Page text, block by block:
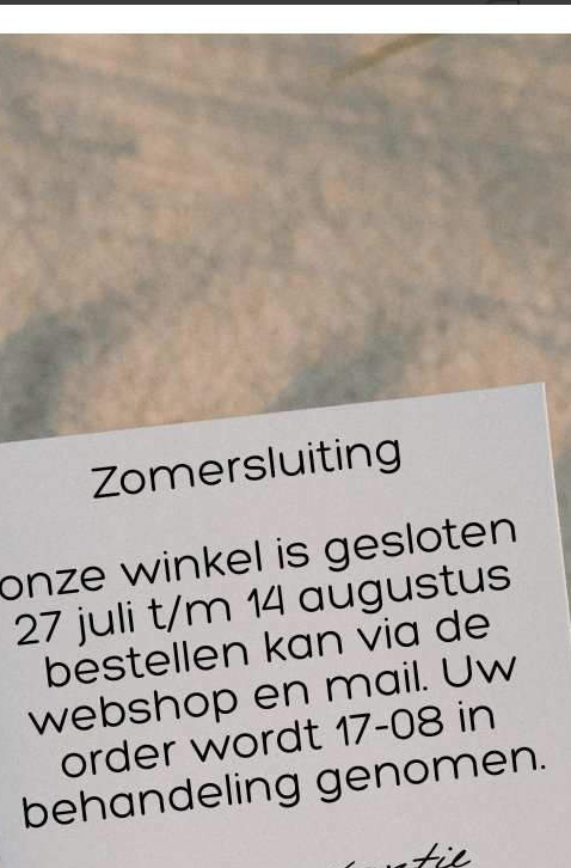
-
14
30
Het zelfklevend vlak dient direct aangebracht te worden. Dit
verzekert de beschikbaarheid dan wanneer het echt nodig is.
Het Cederroth E.H.B.O. paneel heeft de afmeting ( B x H x D ): 25
Cederroths EHBO paneel gevuld uitgerust met:
2 Cederroth 4-in-1 bloedstelpend verbanden
3 Cederroth 4-in-1 mini bloedstelpende verbanden
1 Salvequick Pleisterautomaat
Wellicht ook interessant